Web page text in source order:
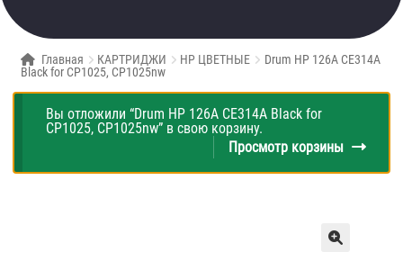
Главная КАРТРИДЖИ HP ЦВЕТНЫЕ
Drum HP 126A CE314A
Black for CP1025, CP1025nw
Вы отложили “Drum HP 126A CE314A Black for
CP1025, CP1025nw” в свою корзину.
Просмотр корзины